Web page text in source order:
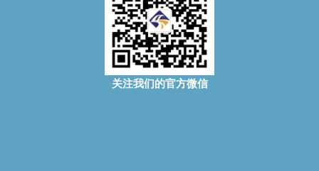
关注我们的官方微信